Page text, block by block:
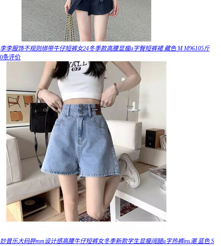
李李服饰不规则绑带牛仔短裤女24冬季款高腰显瘦a字臀短裤裙 藏色 M M96105斤
0条评价
妙普乐大码胖mm设计感高腰牛仔短裤女冬季新款学生显瘦阔腿a字热裤ins潮 蓝色 S